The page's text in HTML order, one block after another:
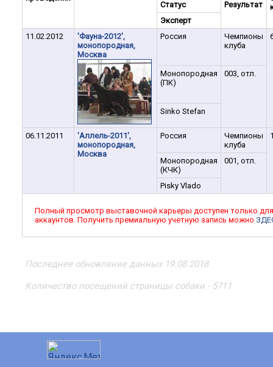
Статус
Результат
Эксперт
11.02.2012
'Фауна-2012',
монопородная,
Москва
Россия
Чемпионы
клуба
Монопородная
(ПК)
003, отл.
Sinko Stefan
06.11.2011
'Аллель-2011',
монопородная,
Москва
Россия
Чемпионы
клуба
Монопородная
(КЧК)
001, отл.
Pisky Vlado
Полный просмотр выставочной карьеры доступен только
аккаунтов. Получить премиальную учетную запись можно
Последнее обновление данных 19.08.2018
Количество посещений страницы собаки - 5711